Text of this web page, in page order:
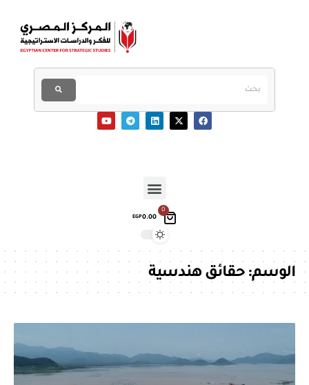
0
EGP0.00
الوسم:حقائق هندسية